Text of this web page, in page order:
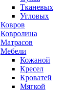
Тканевых
Угловых
Ковров
Ковролина
Матрасов
Мебели
Кожаной
Кресел
Кроватей
Мягкой